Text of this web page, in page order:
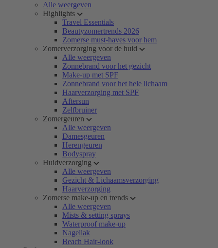
Alle weergeven
Highlights
Travel Essentials
Beautyzomertrends 2026
Zomerse must-haves voor hem
Zomerverzorging voor de huid
Alle weergeven
Zonnebrand voor het gezicht
Make-up met SPF
Zonnebrand voor het hele lichaam
Haarverzorging met SPF
Aftersun
Zelfbruiner
Zomergeuren
Alle weergeven
Damesgeuren
Herengeuren
Bodyspray
Huidverzorging
Alle weergeven
Gezicht & Lichaamsverzorging
Haarverzorging
Zomerse make-up en trends
Alle weergeven
Mists & setting sprays
Waterproof make-up
Nagellak
Beach Hair-look